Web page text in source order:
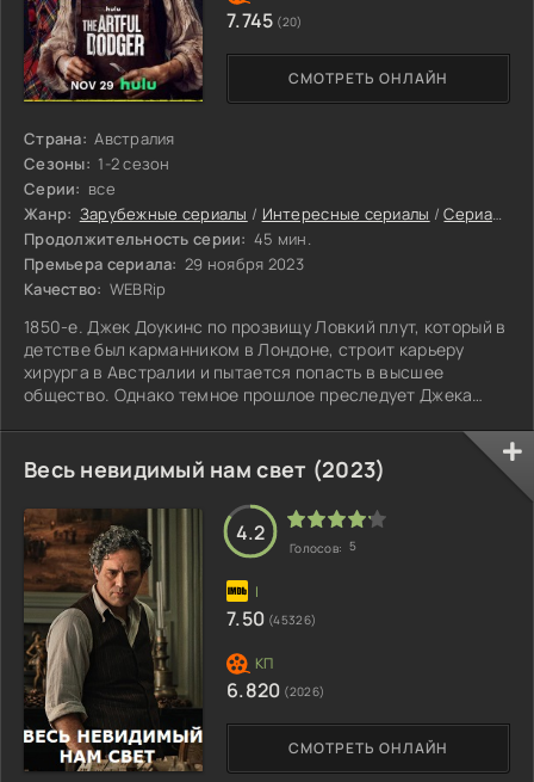
Страна: Австралия
Сезоны: 1-2 сезон
Серии: все
Жанр: Зарубежные сериалы / Интересные сериалы /Сериалы 2023
Продолжительность серии: 45 мин.
Премьера сериала: 29 ноября 2023
Качество: WEBRip
1850-е. Джек Доукинс по прозвищу Ловкий плут, который в
детстве был карманником в Лондоне, строит карьеру
хирурга в Австралии и пытается попасть в высшее
общество. Однако темное прошлое преследует Джека
СМОТРЕТЬ ОНЛАЙН
7.745 (20)
Весь невидимый нам свет (2023)
СМОТРЕТЬ ОНЛАЙН
4.2
Голосов: 5
7.50 (45326)
6.820 (2026)